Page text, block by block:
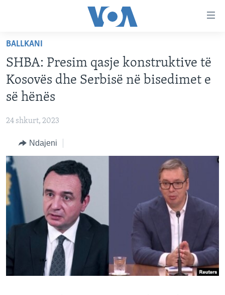
faqen
kryesore
Kalo
tek
faqja
Kalo
kërkimi
AMERIKA
EVROPA
BOTA
KULTURË
SHKENCË DHE TEKNOLOGJI
SHËNDETËSI
INTERVISTA
DITARI
Learning English
FOLLOW US
Gjuhët
BALLKANI
SHBA: Presim qasje konstruktive të
Kosovës dhe Serbisë në bisedimet e
së hënës
24 shkurt, 2023
Ndajeni